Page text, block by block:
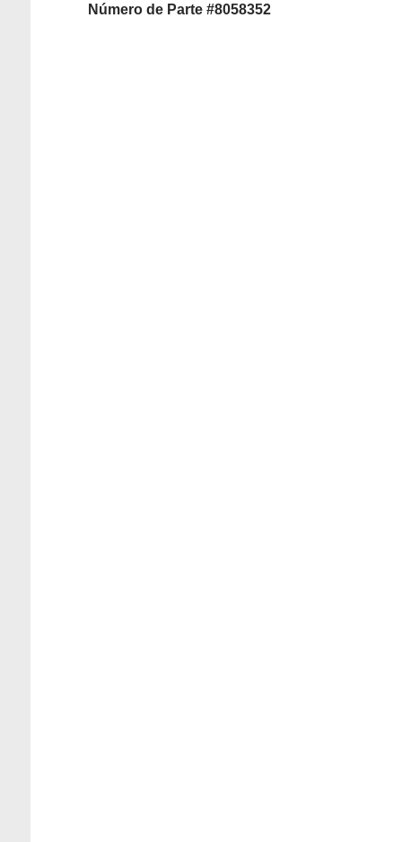
Número de Parte #8058352